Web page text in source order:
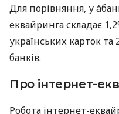
Для порівняння, у
еквайринга складає
українських карток
банків.
Про інтернет-
Робота інтернет-